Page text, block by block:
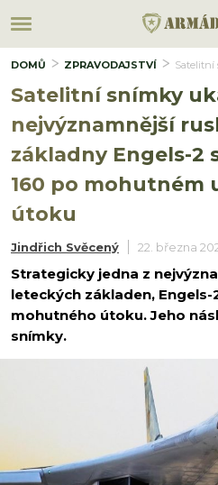
DOMŮ ZPRAVODAJSTVÍ Satelitní
Satelitní snímky
nejvýznamnější
základny Engels-2
160 po mohutném
útoku
Jindřich Svěcený 22. března
Strategicky jedna z
leteckých základen, Engels-
mohutného útoku. Jeho
snímky.